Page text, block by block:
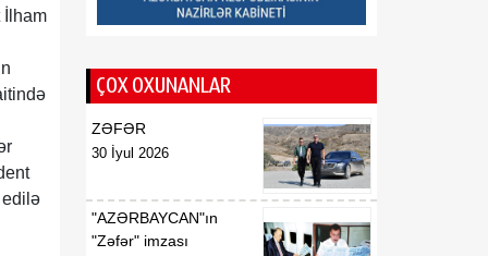
İlham
edilə
Siyasi şərhçi:
iqtisadi, siyasi və
humanitar müstəvidə
17:45
sonra: Cənubi Qafqazda
sülh gündəliyi ŞƏRH
17:30
08 Avqust
ÇOX OXUNANLAR
ZƏFƏR
30 İyul 2026
"AZƏRBAYCAN"ın
"Zəfər" imzası